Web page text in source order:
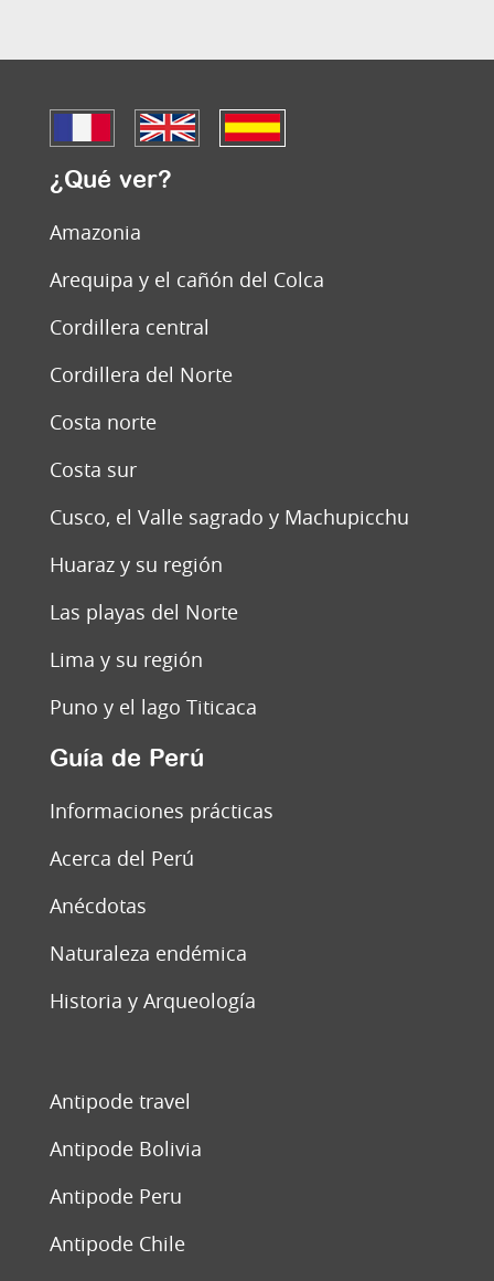
¿Qué ver?
Amazonia
Arequipa y el cañón del Colca
Cordillera central
Cordillera del Norte
Costa norte
Costa sur
Cusco, el Valle sagrado y Machupicchu
Huaraz y su región
Las playas del Norte
Lima y su región
Puno y el lago Titicaca
Guía de Perú
Informaciones prácticas
Acerca del Perú
Anécdotas
Naturaleza endémica
Historia y Arqueología
Antipode travel
Antipode Bolivia
Antipode Peru
Antipode Chile